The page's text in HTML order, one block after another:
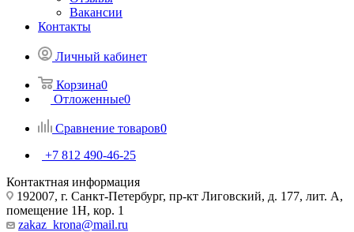
Вакансии
Контакты
Личный кабинет
Корзина0
Отложенные0
Сравнение товаров0
+7 812 490-46-25
Контактная информация
192007, г. Санкт-Петербург, пр-кт Лиговский, д. 177, лит. А,
помещение 1Н, кор. 1
zakaz_krona@mail.ru